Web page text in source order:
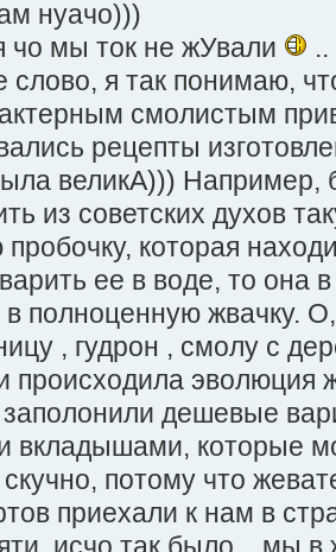
нуачо)))
чо мы ток не жУвали
слово, я так понимаю,
смолистым
рецепты
великА))) Например,
из советских духов
пробочку, которая
ее в воде, то она
в полноценную жвачку.
, гудрон , смолу с
происходила эволюция
дешевые
вкладышами, которые
потому что
приехали к нам в